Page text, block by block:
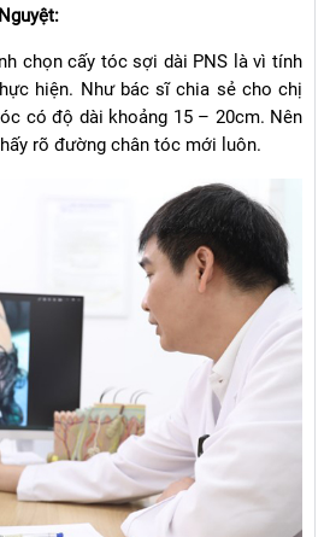
chọn cấy tóc sợi dài PNS là vì tính
hiện. Như bác sĩ chia sẻ cho chị
có độ dài khoảng 15 – 20cm. Nên
rõ đường chân tóc mới luôn.